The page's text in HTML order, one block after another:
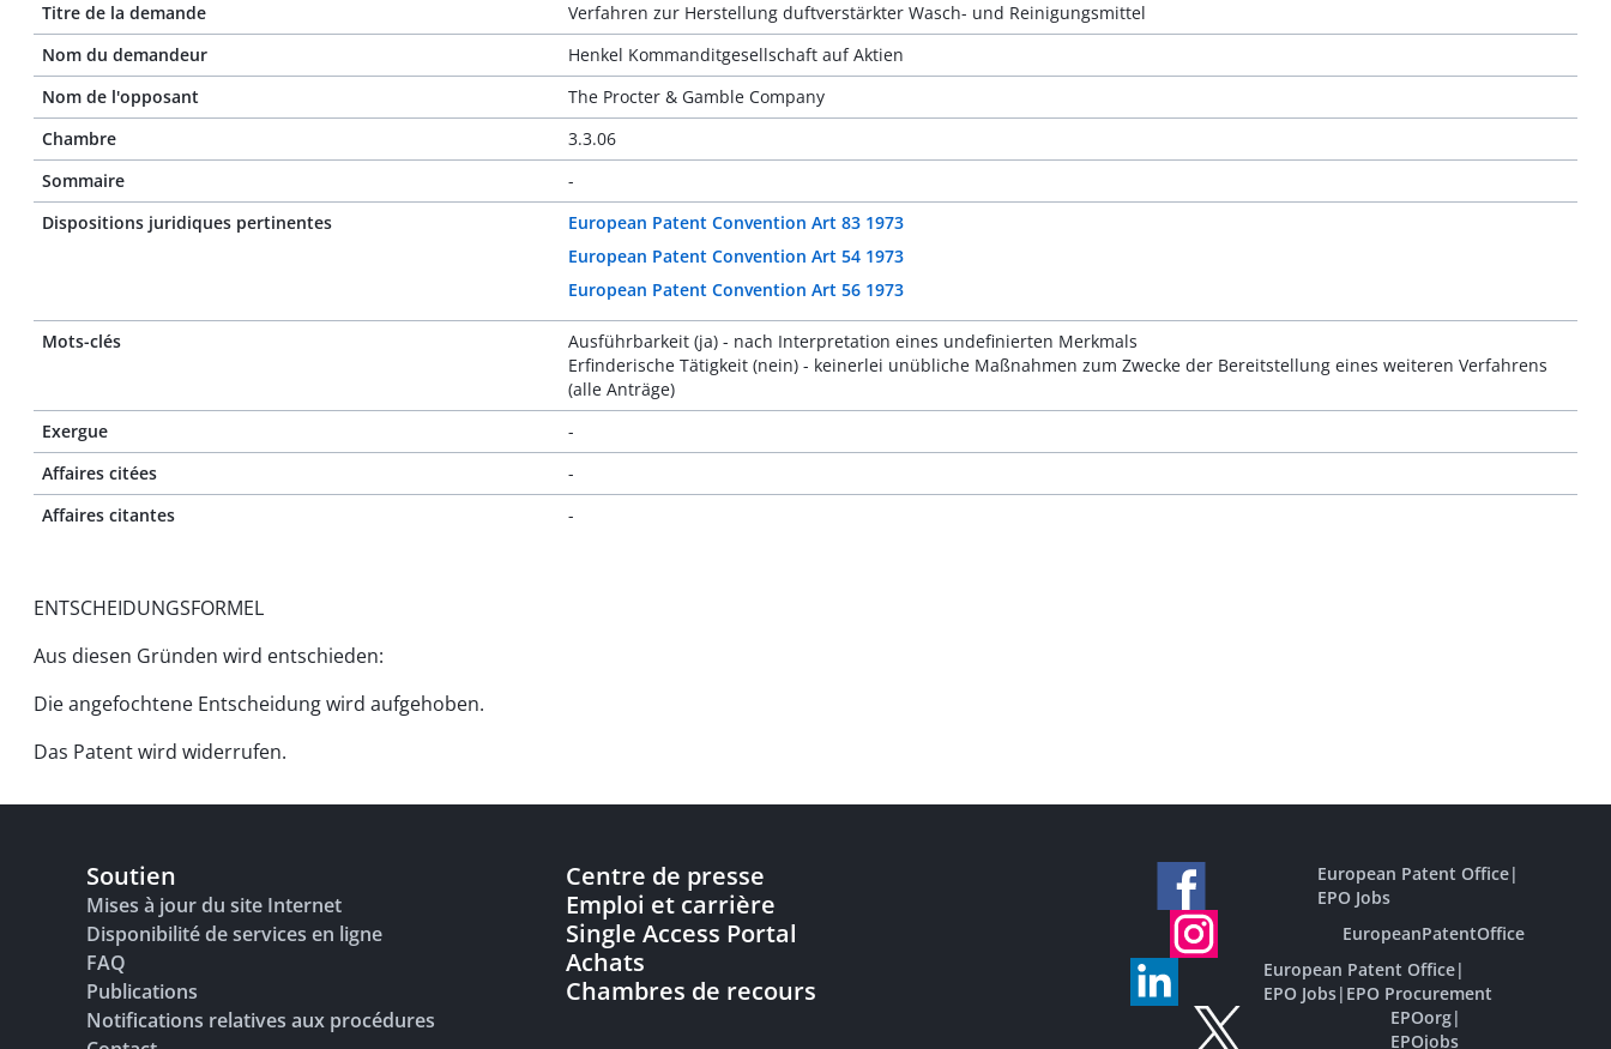
Titre de la demande
Verfahren zur Herstellung duftverstärkter Wasch- und Reinigungsmittel
Nom du demandeur
Henkel Kommanditgesellschaft auf Aktien
Nom de l'opposant
The Procter & Gamble Company
Chambre
3.3.06
Sommaire
-
Dispositions juridiques pertinentes
European Patent Convention Art 83 1973
European Patent Convention Art 54 1973
European Patent Convention Art 56 1973
Mots-clés
Ausführbarkeit (ja) - nach Interpretation eines undefinierten Merkmals
Erfinderische Tätigkeit (nein) - keinerlei unübliche Maßnahmen zum Zwecke der Bereitstellung eines weiteren Verfahrens
(alle Anträge)
Exergue
-
Affaires citées
-
Affaires citantes
-
ENTSCHEIDUNGSFORMEL
Aus diesen Gründen wird entschieden:
Die angefochtene Entscheidung wird aufgehoben.
Das Patent wird widerrufen.
Soutien
Mises à jour du site Internet
Disponibilité de services en ligne
FAQ
Publications
Notifications relatives aux procédures
Centre de presse
Emploi et carrière
Single Access Portal
Achats
Chambres de recours
European Patent Office|
EPO Jobs
EuropeanPatentOffice
European Patent Office|
EPO Jobs| EPO Procurement
EPOorg|
EPOjobs